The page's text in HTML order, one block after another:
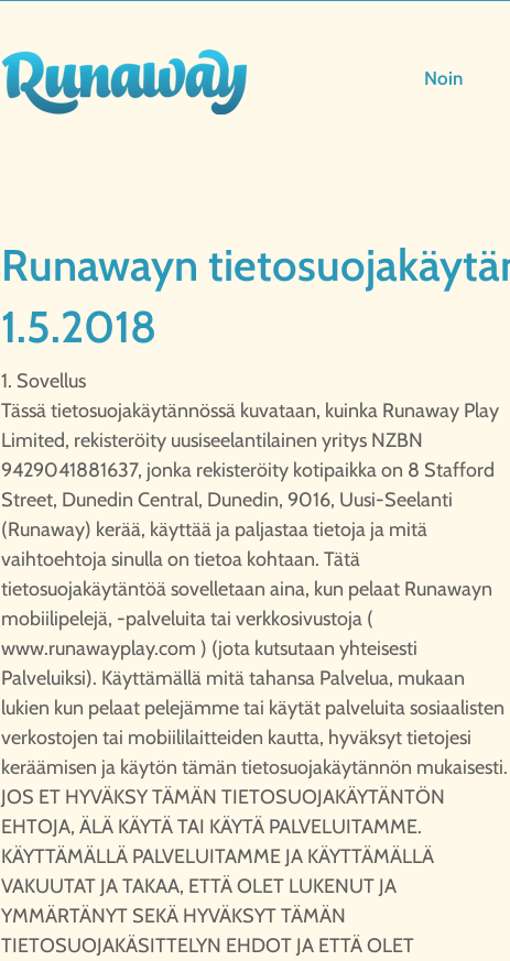
Noin
Runawayn
1.5.2018
1. Sovellus
Tässä tietosuojakäytännössä kuvataan, kuinka Runaway Play
Limited, rekisteröity uusiseelantilainen yritys NZBN
9429041881637, jonka rekisteröity kotipaikka on 8 Stafford
Street, Dunedin Central, Dunedin, 9016, Uusi-Seelanti
(Runaway) kerää, käyttää ja paljastaa tietoja ja mitä
vaihtoehtoja sinulla on tietoa kohtaan. Tätä
tietosuojakäytäntöä sovelletaan aina, kun pelaat Runawayn
mobiilipelejä, -palveluita tai verkkosivustoja (
www.runawayplay.com ) (jota kutsutaan yhteisesti
Palveluiksi). Käyttämällä mitä tahansa Palvelua, mukaan
lukien kun pelaat pelejämme tai käytät palveluita sosiaalisten
verkostojen tai mobiililaitteiden kautta, hyväksyt tietojesi
keräämisen ja käytön tämän tietosuojakäytännön mukaisesti.
JOS ET HYVÄKSY TÄMÄN TIETOSUOJAKÄYTÄNTÖN
EHTOJA, ÄLÄ KÄYTÄ TAI KÄYTÄ PALVELUITAMME.
KÄYTTÄMÄLLÄ PALVELUITAMME JA KÄYTTÄMÄLLÄ
VAKUUTAT JA TAKAA, ETTÄ OLET LUKENUT JA
YMMÄRTÄNYT SEKÄ HYVÄKSYT TÄMÄN
TIETOSUOJAKÄSITTELYN EHDOT JA ETTÄ OLET